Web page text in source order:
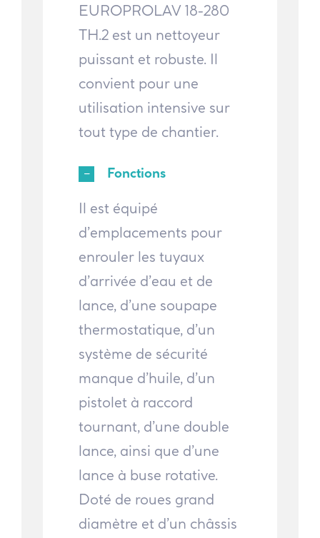
EUROPROLAV 18-280
TH.2 est un nettoyeur
puissant et robuste. Il
convient pour une
utilisation intensive sur
tout type de chantier.
Fonctions
Il est équipé
d’emplacements pour
enrouler les tuyaux
d’arrivée d’eau et de
lance, d’une soupape
thermostatique, d’un
système de sécurité
manque d’huile, d’un
pistolet à raccord
tournant, d’une double
lance, ainsi que d’une
lance à buse rotative.
Doté de roues grand
diamètre et d’un châssis